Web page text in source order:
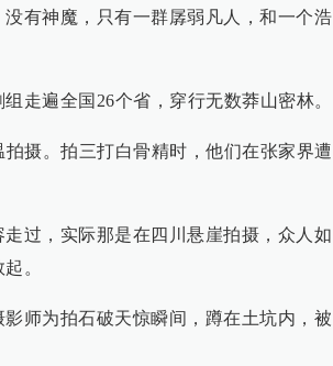
有神魔，只有一群孱弱凡人，和一个浩
走遍全国26个省，穿行无数莽山密林。
摄。拍三打白骨精时，他们在张家界遭
过，实际那是在四川悬崖拍摄，众人如
。
师为拍石破天惊瞬间，蹲在土坑内，被